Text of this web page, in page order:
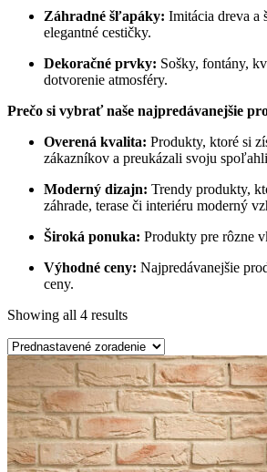
Záhradné šľapáky: Imitácia dreva a
elegantné cestičky.
Dekoračné prvky: Sošky, fontány,
dotvorenie atmosféry.
Prečo si vybrať naše najpredávanejšie
Overená kvalita: Produkty, ktoré si
zákazníkov a preukázali svoju
Moderný dizajn: Trendy produkty,
záhrade, terase či interiéru moderný
Široká ponuka: Produkty pre rôzne
Výhodné ceny: Najpredávanejšie
ceny.
Showing all 4 results